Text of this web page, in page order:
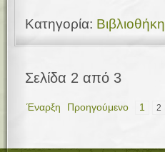
Κατηγορία: Βιβλιοθήκη
Σελίδα 2 από 3
Έναρξη Προηγούμενο 1 2